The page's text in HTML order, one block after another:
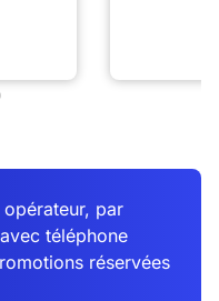
par
téléphone
réservées